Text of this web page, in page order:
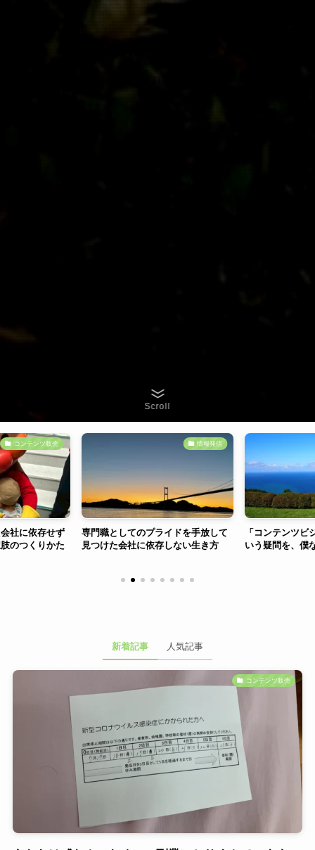
Scroll
てのプライドを手放して
社に依存しない生き方
コンテンツ販売
「コンテンツビジネスって何？」と
いう疑問を、僕なりに考えてみた
見え
る神
新着記事 人気記事
コンテンツ販売